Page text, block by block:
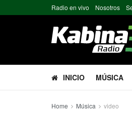
Radio en vivo Nosotros
INICIO MÚSICA
Home Música video